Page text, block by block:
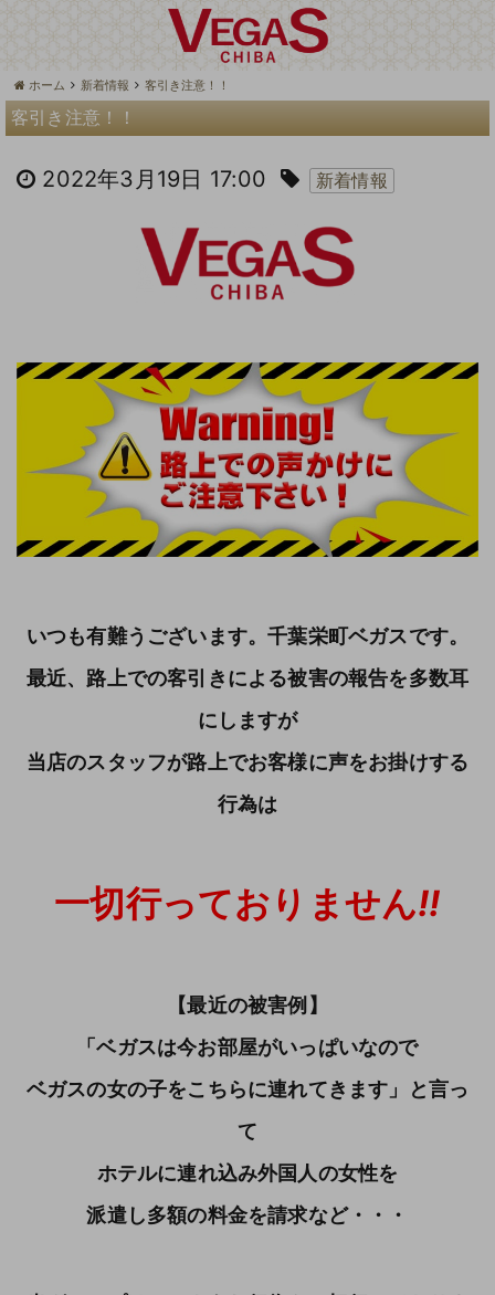
ホーム 新着情報 客引き注意！！
客引き注意！！
2022年3月19日 17:00 新着情報
いつも有難うございます。千葉栄町ベガスです。
最近、路上での客引きによる被害の報告を多数耳
にしますが
当店のスタッフが路上でお客様に声をお掛けする
行為は
一切行っておりません!!
【最近の被害例】
「ベガスは今お部屋がいっぱいなので
ベガスの女の子をこちらに連れてきます」と言っ
て
ホテルに連れ込み外国人の女性を
派遣し多額の料金を請求など・・・